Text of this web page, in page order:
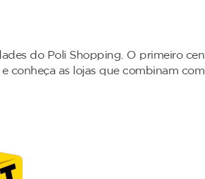
do Poli Shopping. O primeiro
conheça as lojas que combinam